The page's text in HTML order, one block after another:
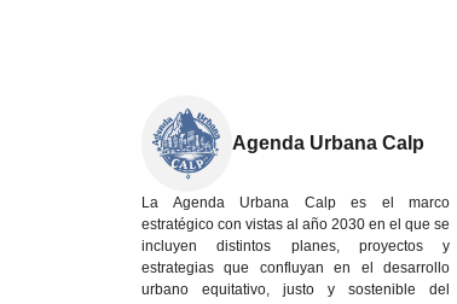
Agenda Urbana Calp
La Agenda Urbana Calp es el marco
estratégico con vistas al año 2030 en el que se
incluyen distintos planes, proyectos y
estrategias que confluyan en el desarrollo
urbano equitativo, justo y sostenible del